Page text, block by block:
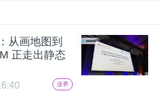
从画地图到
正走出静态
业界